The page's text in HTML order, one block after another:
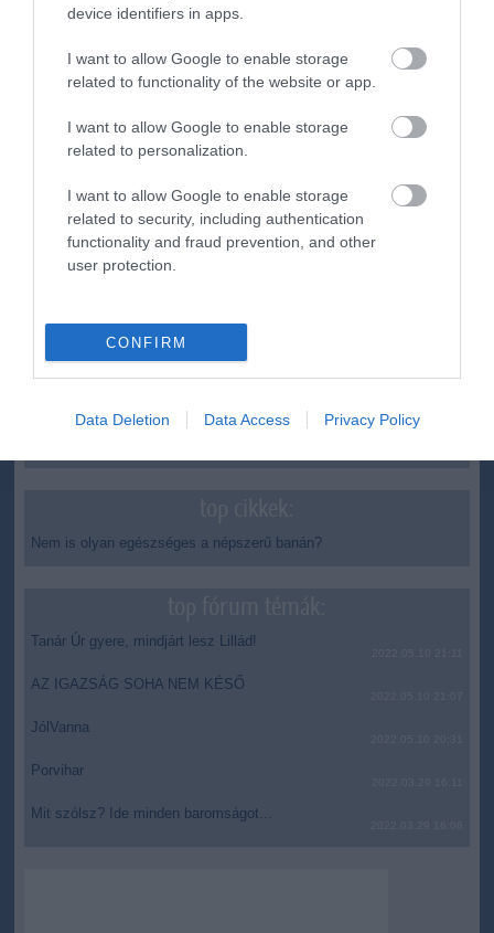
device identifiers in apps.
I want to allow Google to enable storage
related to functionality of the website or app.
I want to allow Google to enable storage
related to personalization.
I want to allow Google to enable storage
related to security, including authentication
functionality and fraud prevention, and other
user protection.
CONFIRM
Data Deletion Data Access Privacy Policy
ma.hu legfrissebb hírei:
Nagy erőkkel keresik a szomjazó gólyát megmentő
Árpádot
Magyar Péter: átfogó energiafejlesztési tervet fogadott el a
kormány
Kenyában bezzeg minden zöldebb
Második világháborús német katonai motorkerékpár
16:12
A Tisza-frakció kezdeményezte, hogy jövő kedden legyen
az államfőválasztás
Megható felvétel: elpusztult borját vitte magával egy
Nem is olyan egészséges a népszerű banán?
Tanár Úr gyere, mindjárt lesz Lillád!
AZ IGAZSÁG SOHA NEM KÉSŐ
JólVanna
Porvihar
Mit szólsz? Ide minden baromságot...